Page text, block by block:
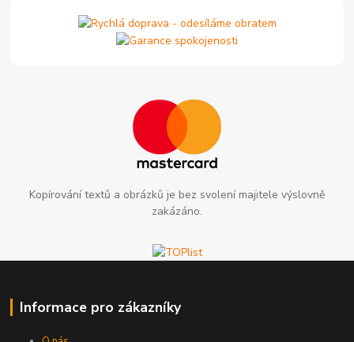
Kopírování textů a obrázků je bez svolení majitele výslovně
zakázáno.
Informace pro zákazníky